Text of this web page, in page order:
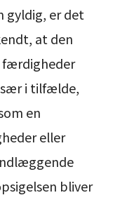
gyldig, er det
at den
færdigheder
i tilfælde,
en
eller
bliver